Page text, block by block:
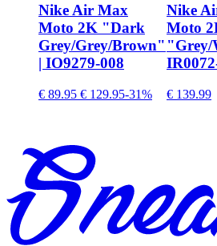
Nike Air Max
Moto 2K "Dark
Grey/Grey/Brown"
| IO9279-008
€ 89.95 € 129.95-31%
Nike
Moto
"Grey/
€ 139.99